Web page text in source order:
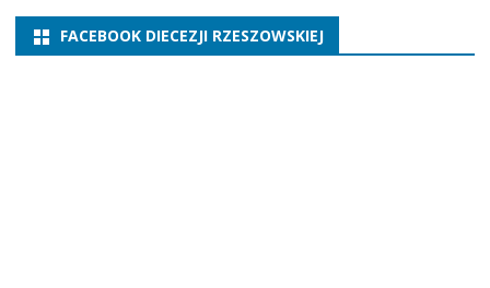
FACEBOOK DIECEZJI RZESZOWSKIEJ